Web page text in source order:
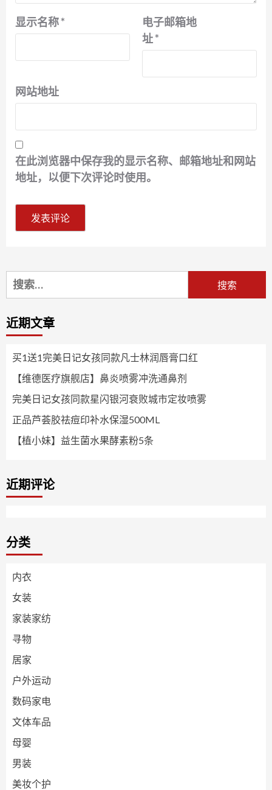
显示名称*
电子邮箱地
址*
网站地址
在此浏览器中保存我的显示名称、邮箱地址和网站
地址，以便下次评论时使用。
搜
索：
近期文章
买1送1完美日记女孩同款凡士林润唇膏口红
【维德医疗旗舰店】鼻炎喷雾冲洗通鼻剂
完美日记女孩同款星闪银河衰败城市定妆喷雾
正品芦荟胶祛痘印补水保湿500ML
【植小妹】益生菌水果酵素粉5条
近期评论
分类
内衣
女装
家装家纺
寻物
居家
户外运动
数码家电
文体车品
母婴
男装
美妆个护